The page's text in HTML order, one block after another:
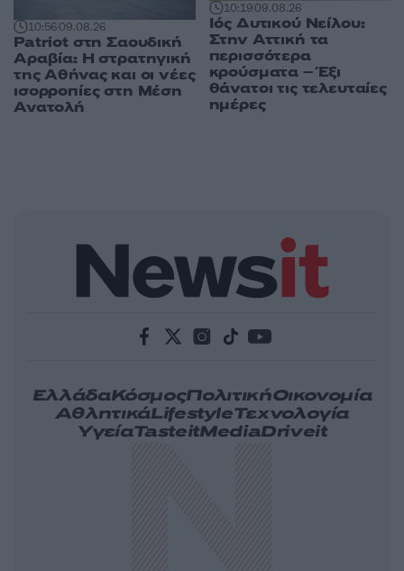
10:5609.08.26
Patriot στη Σαουδική
Αραβία: Η στρατηγική
της Αθήνας και οι νέες
ισορροπίες στη Μέση
Ανατολή
10:1909.08.26
Ιός Δυτικού Νείλου:
Στην Αττική τα
περισσότερα
κρούσματα – Έξι
θάνατοι τις τελευταίες
ημέρες
ΕλλάδαΚόσμοςΠολιτικήΟικονομία
ΑθλητικάLifestyleΤεχνολογία
ΥγείαTasteitMediaDriveit